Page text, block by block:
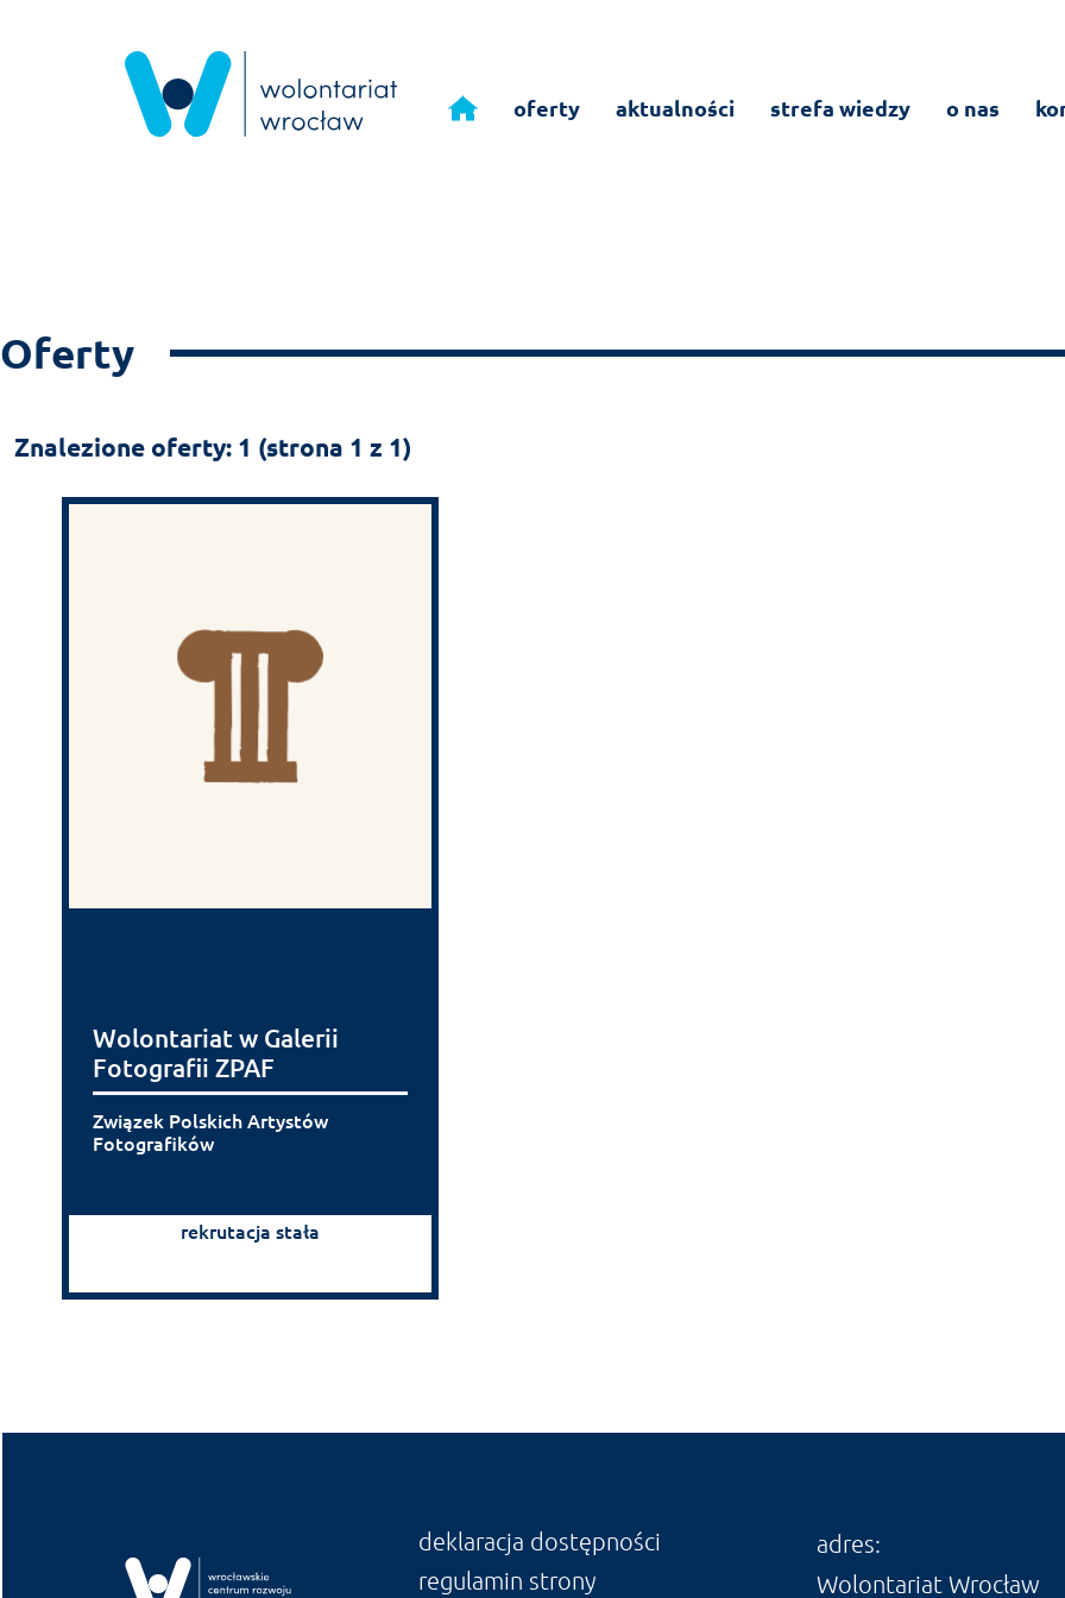
oferty aktualności strefa wiedzy o nas
Oferty
Znalezione oferty: 1 (strona 1 z 1)
Wolontariat w Galerii
Fotografii ZPAF
Związek Polskich Artystów
Fotografików
rekrutacja stała
deklaracja dostępności
regulamin strony
adres:
Wolontariat Wrocław